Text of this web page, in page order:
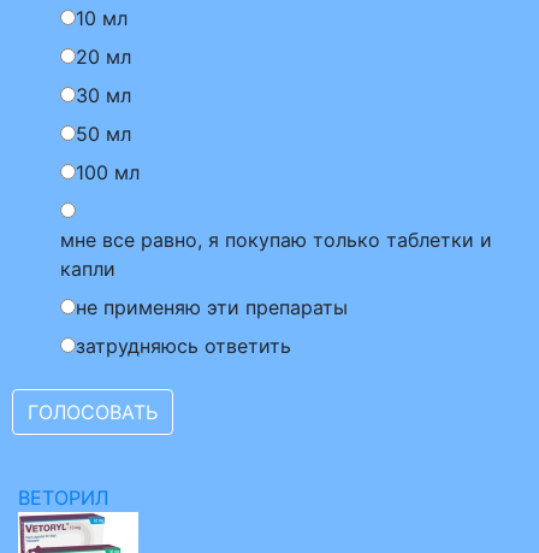
10 мл
20 мл
30 мл
50 мл
100 мл
мне все равно, я покупаю только таблетки и
капли
не применяю эти препараты
затрудняюсь ответить
ВЕТОРИЛ